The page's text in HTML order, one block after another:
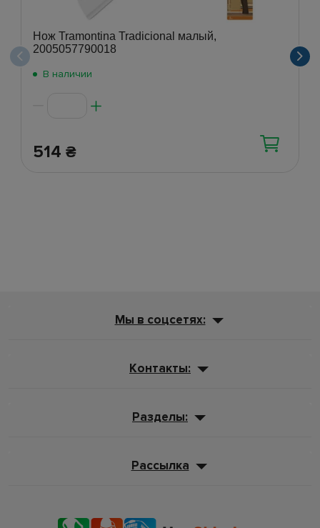
Нож Tramontina Tradicional малый,
2005057790018
В наличии
514 ₴
Мы в соцсетях:
Контакты:
Разделы:
Рассылка